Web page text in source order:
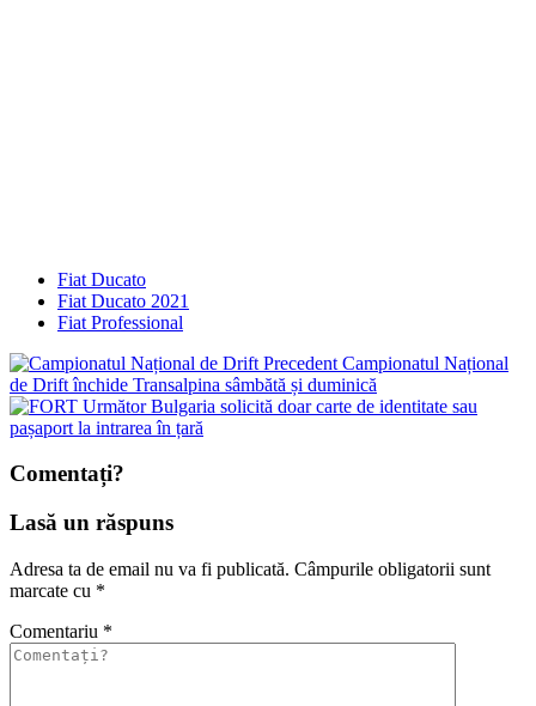
Fiat Ducato
Fiat Ducato 2021
Fiat Professional
Precedent Campionatul Național
de Drift închide Transalpina sâmbătă și duminică
Următor Bulgaria solicită doar carte de identitate sau
pașaport la intrarea în țară
Comentați?
Lasă un răspuns
Adresa ta de email nu va fi publicată. Câmpurile obligatorii sunt
marcate cu *
Comentariu *